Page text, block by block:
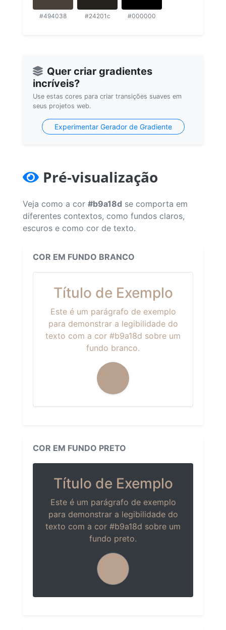
#494038 #24201c #000000
Quer criar gradientes
incríveis?
Use estas cores para criar transições suaves em
seus projetos web.
Experimentar Gerador de Gradiente
Pré-visualização
Veja como a cor #b9a18d se comporta em
diferentes contextos, como fundos claros,
escuros e como cor de texto.
COR EM FUNDO BRANCO
Título de Exemplo
Este é um parágrafo de exemplo
para demonstrar a legibilidade do
texto com a cor #b9a18d sobre um
fundo branco.
COR EM FUNDO PRETO
Título de Exemplo
Este é um parágrafo de exemplo
para demonstrar a legibilidade do
texto com a cor #b9a18d sobre um
fundo preto.